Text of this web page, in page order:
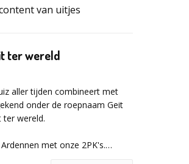
van uitjes
ter wereld
aller tijden combineert met
onder de roepnaam Geit
ter wereld.
met onze 2PK's.